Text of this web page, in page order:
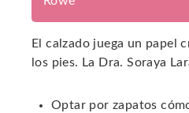
El calzado juega un papel
los pies. La Dra. Soraya
Optar por zapatos